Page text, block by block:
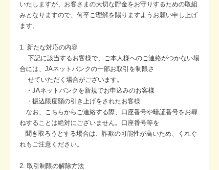
いたしますが、お客さまの大切な貯金をお守りするための取組
みとなりますので、何卒ご理解を賜りますようお願い申し上げ
ます。
1. 新たな対応の内容
下記に該当するお客様で、ご本人様へのご連絡がつかない場
合には、JAネットバンクの一部お取引を制限さ
せていただく場合がございます。
・JAネットバンクを新規でお申込みのお客様
・振込限度額の引き上げをされたお客様
なお、こちらからご連絡する際、口座番号や暗証番号をお尋
ねすることは絶対にございません。口座番号等を
聞き取ろうとする場合は、詐欺の可能性が高いため、くれぐ
れもご注意ください。
2. 取引制限の解除方法